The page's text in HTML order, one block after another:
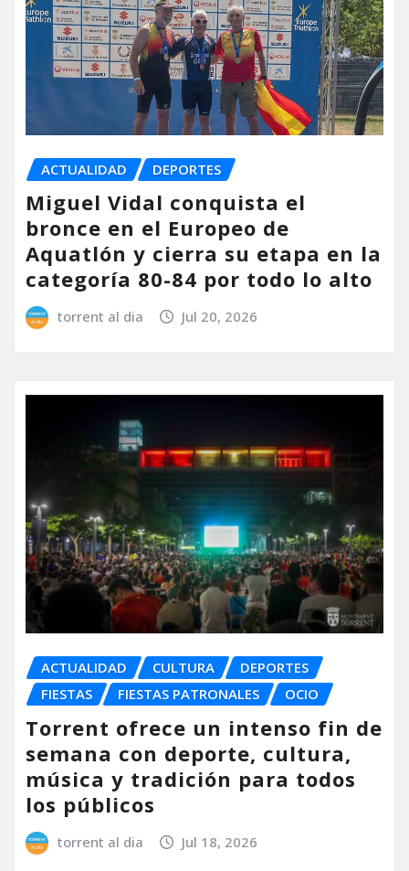
ACTUALIDAD DEPORTES
Miguel Vidal conquista el
bronce en el Europeo de
Aquatlón y cierra su etapa en la
categoría 80-84 por todo lo alto
torrent al dia Jul 20, 2026
ACTUALIDAD CULTURA
DEPORTES
FIESTAS
FIESTAS PATRONALES OCIO
Torrent ofrece un intenso fin de
semana con deporte, cultura,
música y tradición para todos
los públicos
torrent al dia Jul 18, 2026